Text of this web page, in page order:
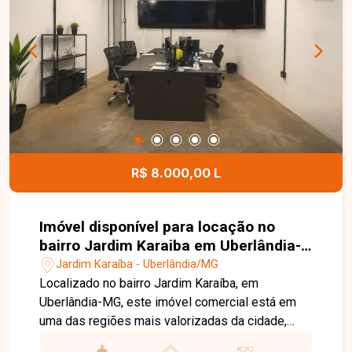
coberta. Com ambientes bem distribuídos e
excelente aproveitamento dos espaços, é uma
ótima opção para quem busca um imóvel
moderno e pronto para morar. Agende uma visita
e conheça de perto todos os detalhes deste
imóvel. Entre em contato com a Delta Imóveis e
conte com uma equipe preparada para oferecer
um atendimento completo, auxiliando você em
todas as etapas para encontrar o imóvel ideal.
R$ 8.000,00 L
Imóvel disponível para locação no
bairro Jardim Karaiba em Uberlândia-
MGJardim Karaíba - Uberlândia/MG
Localizado no bairro Jardim Karaíba, em
Uberlândia-MG, este imóvel comercial está em
uma das regiões mais valorizadas da cidade,